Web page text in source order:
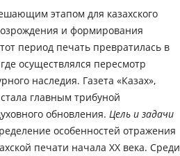
этапом для казахского
и формирования
период печать превратилась в
осуществлялся пересмотр
наследия. Газета «Казах»,
главным трибуной
обновления. Цель и задачи
особенностей отражения
печати начала XX века. Среди